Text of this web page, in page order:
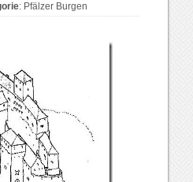
: Pfälzer Burgen